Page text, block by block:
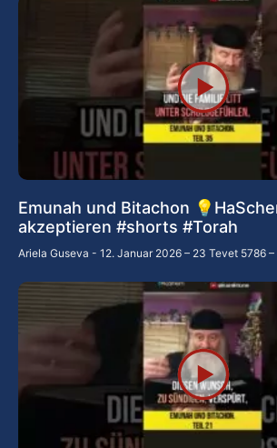
Emunah und Bitachon
akzeptieren #shorts #Torah
Ariela Guseva 12. Januar 2026 – 23 Tevet 5786